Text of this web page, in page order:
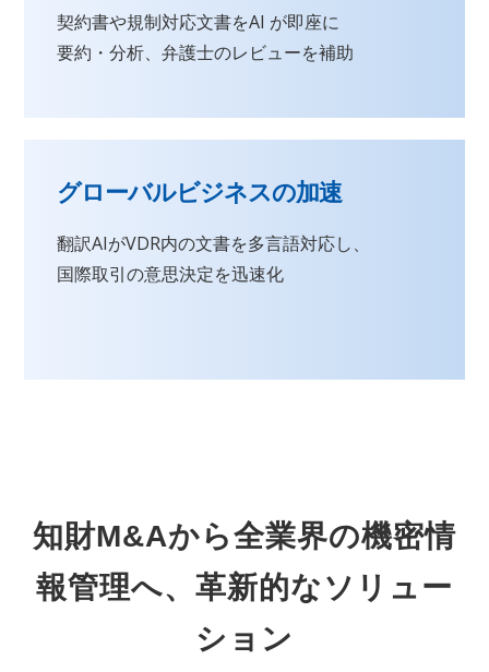
契約書や規制対応文書をAI が即座に
要約・分析、弁護士のレビューを補助
グローバルビジネスの加速
翻訳AIがVDR内の文書を多言語対応し、
国際取引の意思決定を迅速化
知財M&Aから全業界の機密情
報管理へ、革新的なソリュー
ション